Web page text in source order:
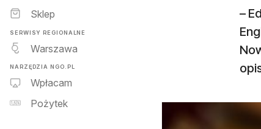
Sklep
SERWISY REGIONALNE
Warszawa
NARZĘDZIA NGO.PL
Wpłacam
Pożytek
–